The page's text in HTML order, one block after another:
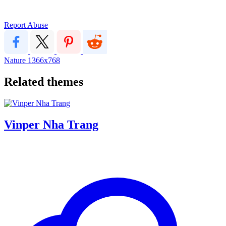
Report Abuse
Nature 1366x768
Related themes
Vinper Nha Trang